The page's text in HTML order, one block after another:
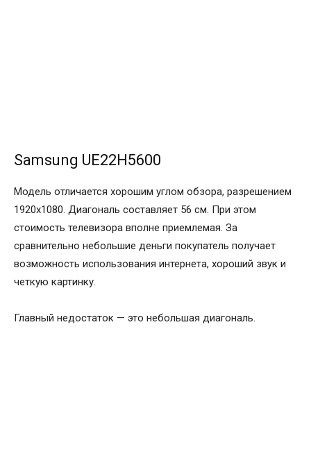
Samsung UE22H5600
Модель отличается хорошим углом обзора, разрешением
1920х1080. Диагональ составляет 56 см. При этом
стоимость телевизора вполне приемлемая. За
сравнительно небольшие деньги покупатель получает
возможность использования интернета, хороший звук и
четкую картинку.
Главный недостаток — это небольшая диагональ.